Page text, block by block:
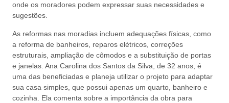
onde os moradores podem expressar suas necessidades e
sugestões.
As reformas nas moradias incluem adequações físicas, como
a reforma de banheiros, reparos elétricos, correções
estruturais, ampliação de cômodos e a substituição de portas
e janelas. Ana Carolina dos Santos da Silva, de 32 anos, é
uma das beneficiadas e planeja utilizar o projeto para adaptar
sua casa simples, que possui apenas um quarto, banheiro e
cozinha. Ela comenta sobre a importância da obra para